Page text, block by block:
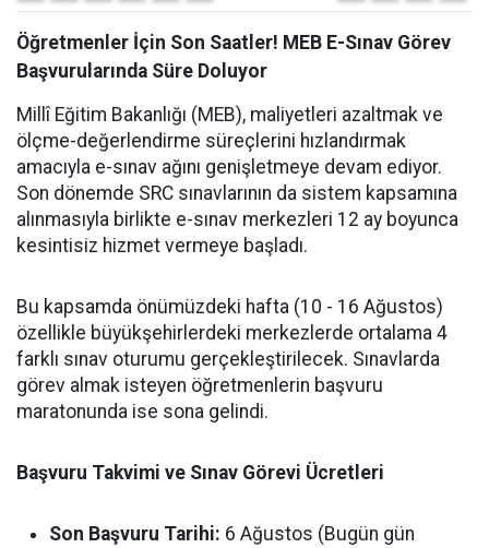
Öğretmenler İçin Son Saatler! MEB E-Sınav Görev
Başvurularında Süre Doluyor
Millî Eğitim Bakanlığı (MEB), maliyetleri azaltmak ve
ölçme-değerlendirme süreçlerini hızlandırmak
amacıyla e-sınav ağını genişletmeye devam ediyor.
Son dönemde SRC sınavlarının da sistem kapsamına
alınmasıyla birlikte e-sınav merkezleri 12 ay boyunca
kesintisiz hizmet vermeye başladı.
Bu kapsamda önümüzdeki hafta (10 - 16 Ağustos)
özellikle büyükşehirlerdeki merkezlerde ortalama 4
farklı sınav oturumu gerçekleştirilecek. Sınavlarda
görev almak isteyen öğretmenlerin başvuru
maratonunda ise sona gelindi.
Başvuru Takvimi ve Sınav Görevi Ücretleri
Son Başvuru Tarihi: 6 Ağustos (Bugün gün